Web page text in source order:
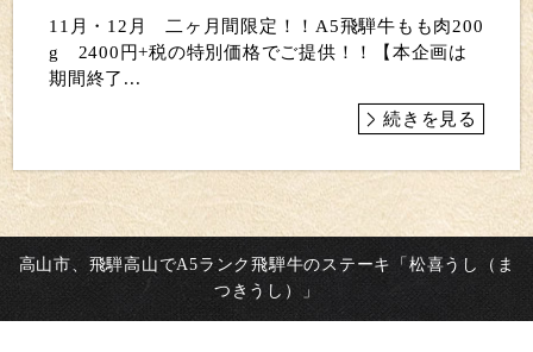
11月・12月 二ヶ月間限定！！A5飛騨牛もも肉200
g 2400円+税の特別価格でご提供！！【本企画は
期間終了...
続きを見る
高山市、飛騨高山でA5ランク飛騨牛のステーキ「松喜うし（ま
つきうし）」